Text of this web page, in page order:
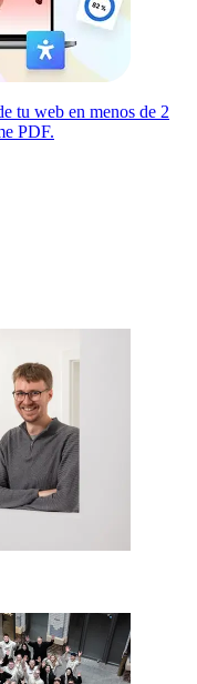
tu web en menos de 2
PDF.